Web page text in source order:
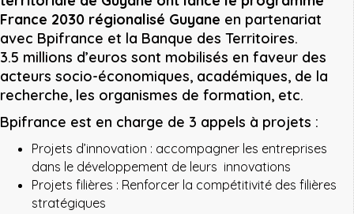
France 2030 régionalisé Guyane en partenariat
avec Bpifrance et la Banque des Territoires.
3.5 millions d’euros sont mobilisés en faveur des
acteurs socio-économiques, académiques, de la
recherche, les organismes de formation, etc.
Bpifrance est en charge de 3 appels à projets :
Projets d’innovation : accompagner les entreprises
dans le développement de leurs innovations
Projets filières : Renforcer la compétitivité des filières
stratégiques